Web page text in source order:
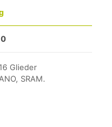
0
Glieder
SRAM.